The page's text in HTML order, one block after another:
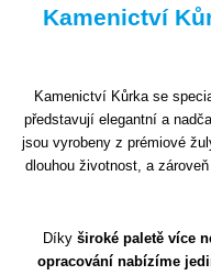
Kamenictví
Kamenictví Kůrka se
představují elegantní a
jsou vyrobeny z prémiové
dlouhou životnost, a
Díky široké paletě více
opracování nabízíme